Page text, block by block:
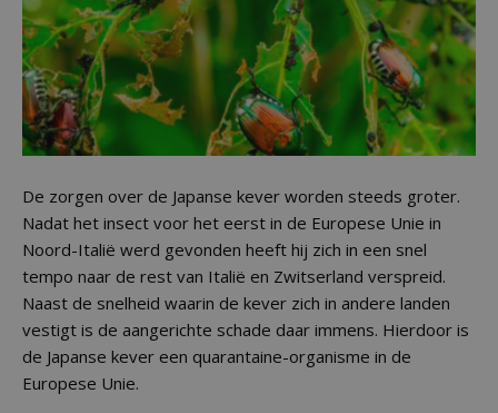
De zorgen over de Japanse kever worden steeds groter.
Nadat het insect voor het eerst in de Europese Unie in
Noord-Italië werd gevonden heeft hij zich in een snel
tempo naar de rest van Italië en Zwitserland verspreid.
Naast de snelheid waarin de kever zich in andere landen
vestigt is de aangerichte schade daar immens. Hierdoor is
de Japanse kever een quarantaine-organisme in de
Europese Unie.